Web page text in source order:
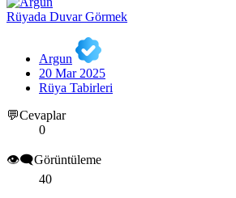
Rüyada Duvar Görmek
Argun
20 Mar 2025
Rüya Tabirleri
💬Cevaplar
0
👁️‍🗨️Görüntüleme
40